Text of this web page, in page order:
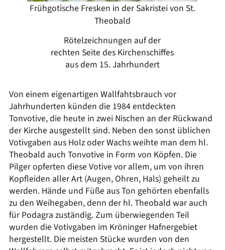
Frühgotische Fresken in der Sakristei von St.
Theobald
Rötelzeichnungen auf der
rechten Seite des Kirchenschiffes
aus dem 15. Jahrhundert
Von einem eigenartigen Wallfahtsbrauch vor
Jahrhunderten künden die 1984 entdeckten
Tonvotive, die heute in zwei Nischen an der Rückwand
der Kirche ausgestellt sind. Neben den sonst üblichen
Votivgaben aus Holz oder Wachs weihte man dem hl.
Theobald auch Tonvotive in Form von Köpfen. Die
Pilger opferten diese Votive vor allem, um von ihren
Kopfleiden aller Art (Augen, Ohren, Hals) geheilt zu
werden. Hände und Füße aus Ton gehörten ebenfalls
zu den Weihegaben, denn der hl. Theobald war auch
für Podagra zuständig. Zum überwiegenden Teil
wurden die Votivgaben im Kröninger Hafnergebiet
hergestellt. Die meisten Stücke wurden von den